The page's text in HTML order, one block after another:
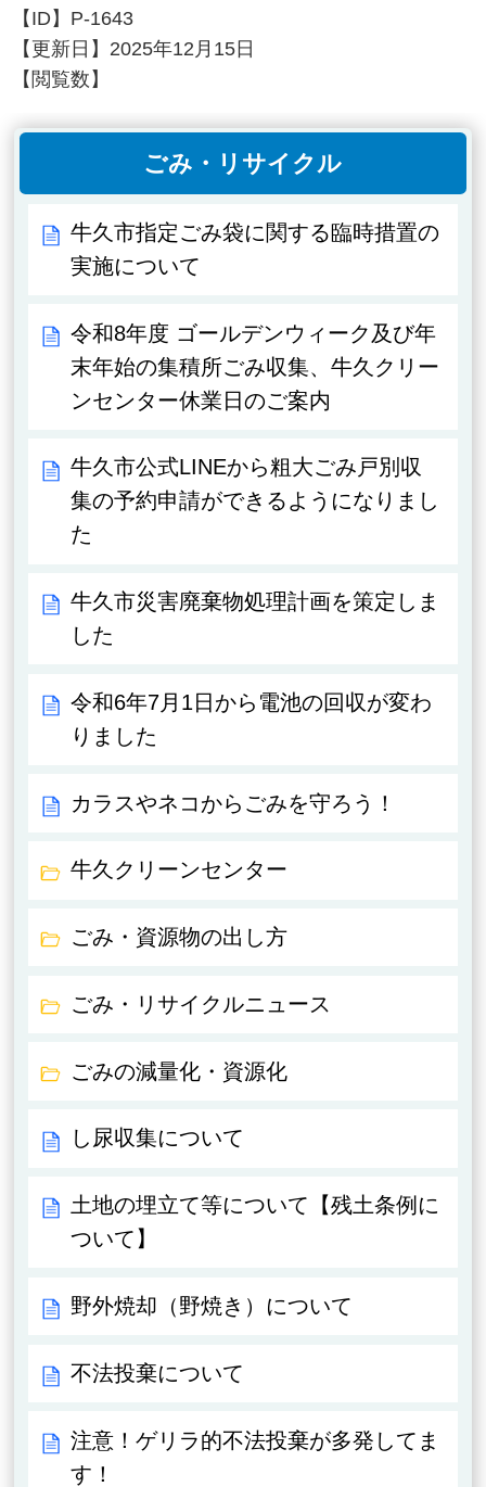
【ID】 P-1643
【更新日】 2025年12月15日
【閲覧数】
ごみ・リサイクル
牛久市指定ごみ袋に関する臨時措置の
実施について
令和8年度 ゴールデンウィーク及び年
末年始の集積所ごみ収集、牛久クリー
ンセンター休業日のご案内
牛久市公式LINEから粗大ごみ戸別収
集の予約申請ができるようになりまし
た
牛久市災害廃棄物処理計画を策定しま
した
令和6年7月1日から電池の回収が変わ
りました
カラスやネコからごみを守ろう！
牛久クリーンセンター
ごみ・資源物の出し方
ごみ・リサイクルニュース
ごみの減量化・資源化
し尿収集について
土地の埋立て等について【残土条例に
ついて】
野外焼却（野焼き）について
不法投棄について
注意！ゲリラ的不法投棄が多発してま
す！